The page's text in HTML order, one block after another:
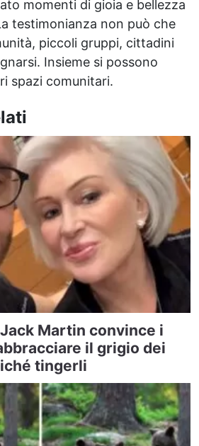
momenti di gioia e bellezza
testimonianza non può che
piccoli gruppi, cittadini
Insieme si possono
spazi comunitari.
Martin convince i
il grigio dei
tingerli